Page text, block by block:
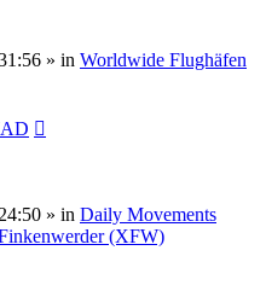
» in Worldwide Flughäfen
» in Daily Movements
(XFW)